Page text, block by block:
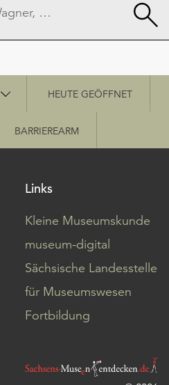
HEUTE GEÖFFNET
BARRIEREARM
Links
Kleine Museumskunde
museum-digital
Sächsische Landesstelle
für Museumswesen
Fortbildung